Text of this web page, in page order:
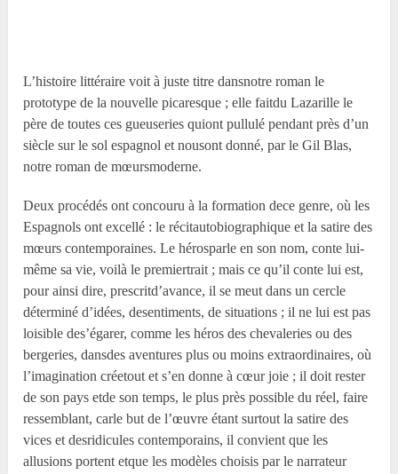
L’histoire littéraire voit à juste titre dansnotre roman le
prototype de la nouvelle picaresque ; elle faitdu Lazarille le
père de toutes ces gueuseries quiont pullulé pendant près d’un
siècle sur le sol espagnol et nousont donné, par le Gil Blas,
notre roman de mœursmoderne.
Deux procédés ont concouru à la formation dece genre, où les
Espagnols ont excellé : le récitautobiographique et la satire des
mœurs contemporaines. Le hérosparle en son nom, conte lui-
même sa vie, voilà le premiertrait ; mais ce qu’il conte lui est,
pour ainsi dire, prescritd’avance, il se meut dans un cercle
déterminé d’idées, desentiments, de situations ; il ne lui est pas
loisible des’égarer, comme les héros des chevaleries ou des
bergeries, dansdes aventures plus ou moins extraordinaires, où
l’imagination créetout et s’en donne à cœur joie ; il doit rester
de son pays etde son temps, le plus près possible du réel, faire
ressemblant, carle but de l’œuvre étant surtout la satire des
vices et desridicules contemporains, il convient que les
allusions portent etque les modèles choisis par le narrateur